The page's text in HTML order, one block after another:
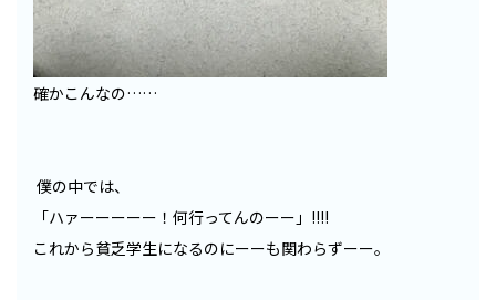
確かこんなの……
僕の中では、
「ハァーーーーー！何行ってんのーー」!!!!
これから貧乏学生になるのにーーも関わらずーー。